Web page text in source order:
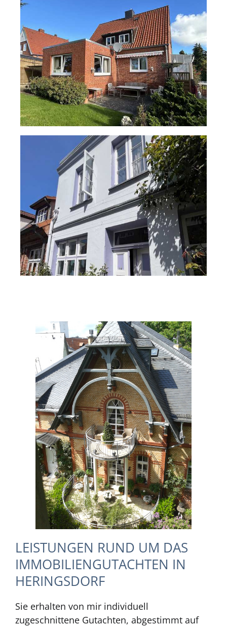
LEISTUNGEN RUND UM DAS
IMMOBILIENGUTACHTEN IN
HERINGSDORF
Sie erhalten von mir individuell
zugeschnittene Gutachten, abgestimmt auf